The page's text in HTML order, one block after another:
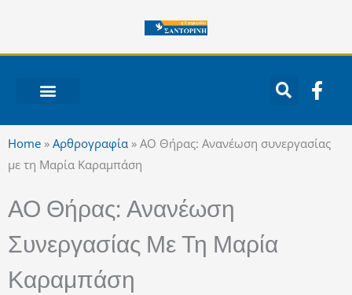
περιεχόμενο
F
a
e
b
Home » Αρθρογραφία » ΑΟ Θήρας: Ανανέωση συνεργασίας
με τη Μαρία Καραμπάση
ΑΟ Θήρας: Ανανέωση
Συνεργασίας Με Τη Μαρία
Καραμπάση